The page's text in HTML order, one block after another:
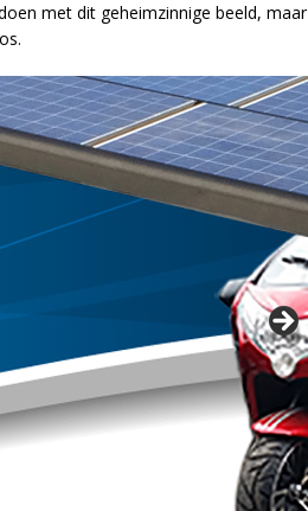
met dit geheimzinnige beeld, maar